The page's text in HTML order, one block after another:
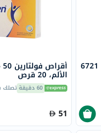
الألم، 20 قرص
60 دقيقة
51